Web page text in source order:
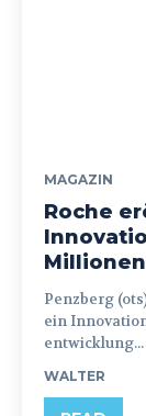
MAGAZIN
Roche
Penzberg (ots) - - Roche investiert 300 Millionen
ein
entwicklung...
WALTER